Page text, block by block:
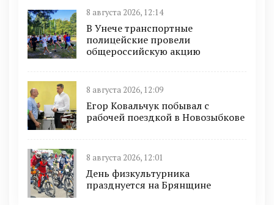
8 августа 2026, 12:14
В Унече транспортные
полицейские провели
общероссийскую акцию
8 августа 2026, 12:09
Егор Ковальчук побывал с
рабочей поездкой в Новозыбкове
8 августа 2026, 12:01
День физкультурника
празднуется на Брянщине